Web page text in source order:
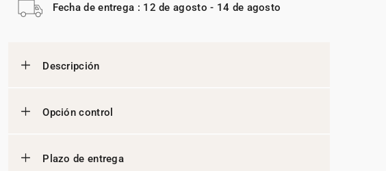
Fecha de entrega : 12 de agosto - 14 de agosto
Descripción
Opción control
Plazo de entrega